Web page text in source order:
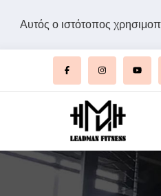
Αυτός ο ιστότοπος